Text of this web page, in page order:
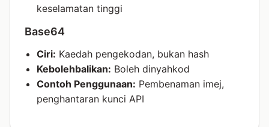
keselamatan tinggi
Base64
Ciri: Kaedah pengekodan, bukan hash
Kebolehbalikan: Boleh dinyahkod
Contoh Penggunaan: Pembenaman imej,
penghantaran kunci API